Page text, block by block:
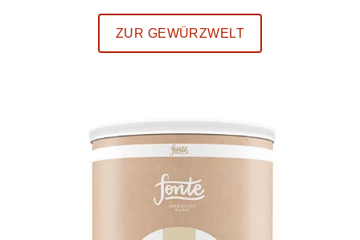
ZUR GEWÜRZWELT